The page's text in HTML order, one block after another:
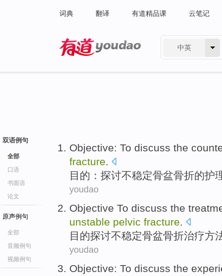
词典 翻译 有道精品课 云笔记
中英
双语例句
全部
口语
书面语
论文
原声例句
全部
音频例句
视频例句
Objective: To discuss the
fracture.
目的 ： 探讨不稳定骨盆骨折的护
youdao
Objective To discuss the
unstable pelvic fracture.
目的探讨不稳定骨盆骨折治疗方
youdao
Objective: To discuss the